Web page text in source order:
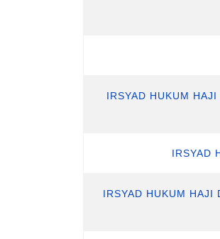
IRSYAD HUKUM
IRSYAD
IRSYAD HUKUM HAJI